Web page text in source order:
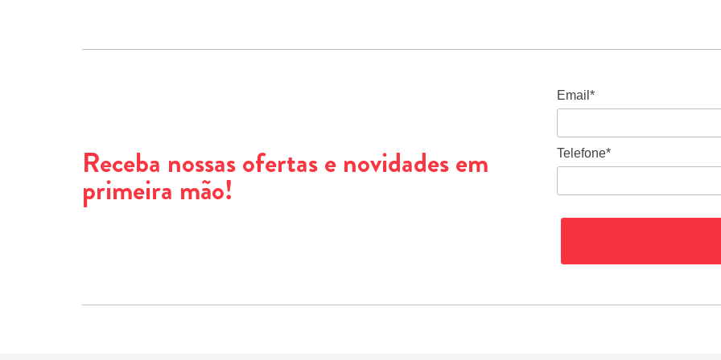
Receba nossas ofertas e novidades em
primeira mão!
Email*
Telefone*